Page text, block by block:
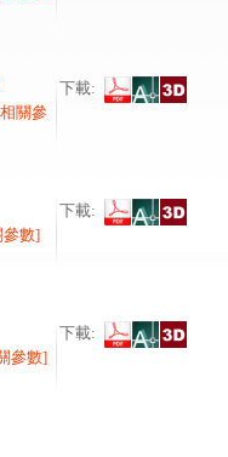
關參
下載:
參數]
下載:
參數]
下載: